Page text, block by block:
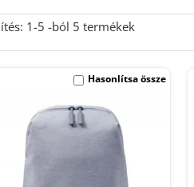
1-5 -ból 5 termékek
Hasonlítsa össze